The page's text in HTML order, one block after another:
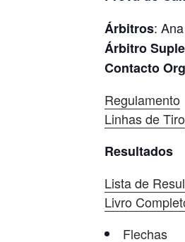
Árbitros:
Árbitro
Contacto
Regulamento
Linhas de Tiro
Resultados
Lista de
Livro
Flechas